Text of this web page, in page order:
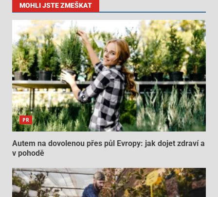
MOHLI JSTE ZMEŠKAT
PR
Autem na dovolenou přes půl Evropy: jak dojet zdraví a
v pohodě